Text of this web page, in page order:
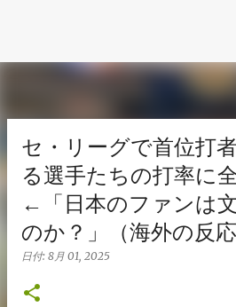
セ・リーグで首位打
る選手たちの打率に
←「日本のファンは
のか？」（海外の反応
日付: 8月 01, 2025